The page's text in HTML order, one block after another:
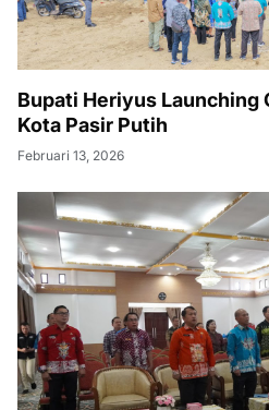
Bupati Heriyus Launching
Kota Pasir Putih
Februari 13, 2026